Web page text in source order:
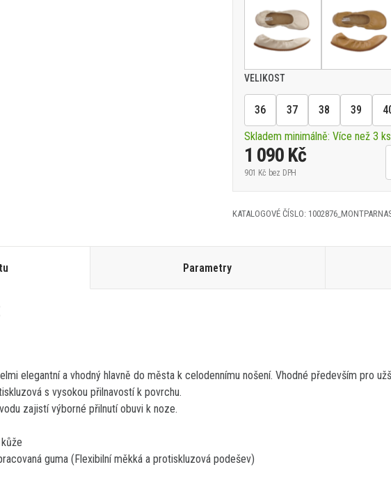
VELIKOST
36 37 38 39
Skladem minimálně: Více než 3 ks
1 090 Kč
901 Kč bez DPH
KATALOGOVÉ ČÍSLO:
Parametry
elegantní a vhodný hlavně do města k celodennímu nošení. Vhodné především pro
s vysokou přilnavostí k povrchu.
zajistí výborné přilnutí obuvi k noze.
guma (Flexibilní měkká a protiskluzová podešev)